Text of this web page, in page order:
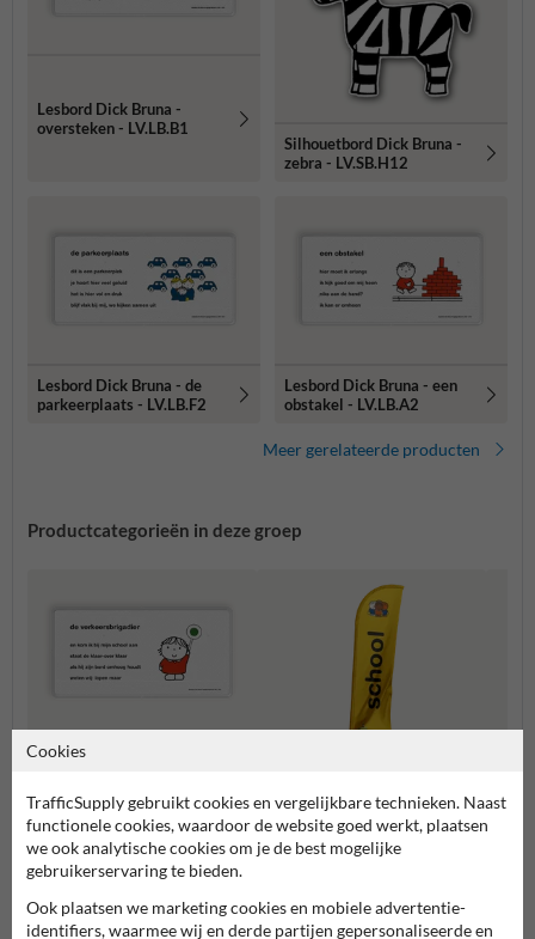
Lesbord Dick Bruna -
oversteken - LV.LB.B1
Silhouetbord Dick Bruna -
zebra - LV.SB.H12
Lesbord Dick Bruna - de
parkeerplaats - LV.LB.F2
Lesbord Dick Bruna - een
obstakel - LV.LB.A2
Meer gerelateerde producten
Productcategorieën in deze groep
Lesborden
Beachflags
Dick Bruna producten
Cookies
TrafficSupply gebruikt cookies en vergelijkbare technieken. Naast
functionele cookies, waardoor de website goed werkt, plaatsen
we ook analytische cookies om je de best mogelijke
gebruikerservaring te bieden.
Ook plaatsen we marketing cookies en mobiele advertentie-
identifiers, waarmee wij en derde partijen gepersonaliseerde en